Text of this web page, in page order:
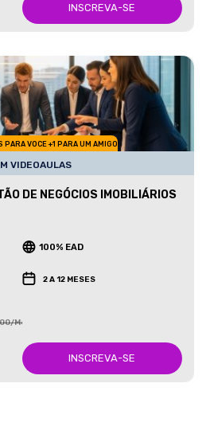
INSCREVA-SE
PARA VOCE +1 PARA UM AMIGO
VIDEOAULAS
DE NEGÓCIOS IMOBILIÁRIOS
100% EAD
2 A 12 MESES
Mês
INSCREVA-SE